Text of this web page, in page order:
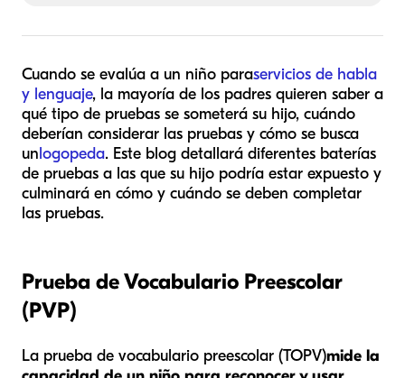
Cuando se evalúa a un niño paraservicios de habla
y lenguaje, la mayoría de los padres quieren saber a
qué tipo de pruebas se someterá su hijo, cuándo
deberían considerar las pruebas y cómo se busca
unlogopeda. Este blog detallará diferentes baterías
de pruebas a las que su hijo podría estar expuesto y
culminará en cómo y cuándo se deben completar
las pruebas.
Prueba de Vocabulario Preescolar
(PVP)
La prueba de vocabulario preescolar (TOPV)mide la